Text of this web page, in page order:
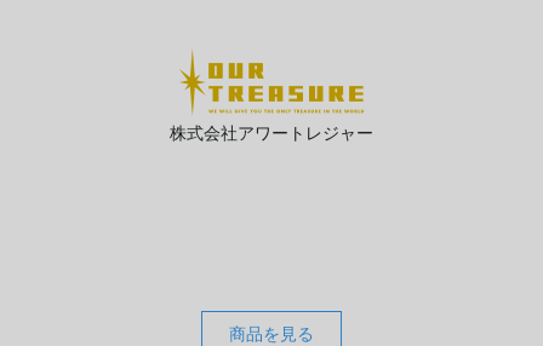
株式会社アワートレジャー
商品を見る